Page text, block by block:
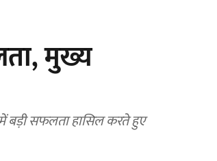
मुख्य
में बड़ी सफलता हासिल करते हुए